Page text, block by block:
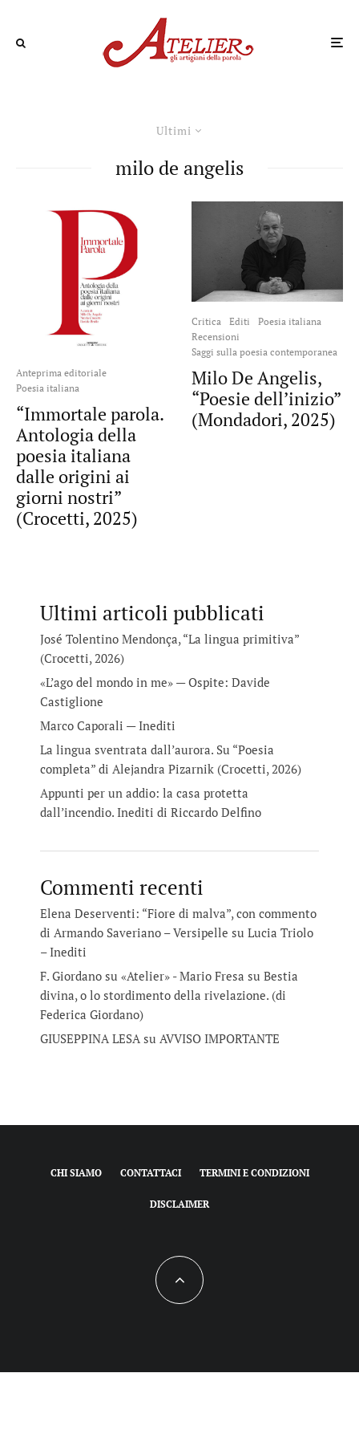
Ultimi
milo de angelis
Anteprima editoriale
Poesia italiana
“Immortale parola.
Antologia della
poesia italiana
dalle origini ai
giorni nostri”
(Crocetti, 2025)
Critica Editi
Poesia italiana
Recensioni
Saggi sulla poesia contemporanea
Milo De Angelis,
“Poesie dell’inizio”
(Mondadori, 2025)
Ultimi articoli pubblicati
José Tolentino Mendonça, “La lingua primitiva”
(Crocetti, 2026)
«L’ago del mondo in me» — Ospite: Davide
Castiglione
Marco Caporali — Inediti
La lingua sventrata dall’aurora. Su “Poesia
completa” di Alejandra Pizarnik (Crocetti, 2026)
Appunti per un addio: la casa protetta
dall’incendio. Inediti di Riccardo Delfino
Commenti recenti
Elena Deserventi: “Fiore di malva”, con commento
di Armando Saveriano – Versipelle su Lucia Triolo
– Inediti
F. Giordano su «Atelier» - Mario Fresa su Bestia
divina, o lo stordimento della rivelazione. (di
Federica Giordano)
GIUSEPPINA LESAsu AVVISO IMPORTANTE
CHI SIAMO CONTATTACI TERMINI E CONDIZIONI
DISCLAIMER